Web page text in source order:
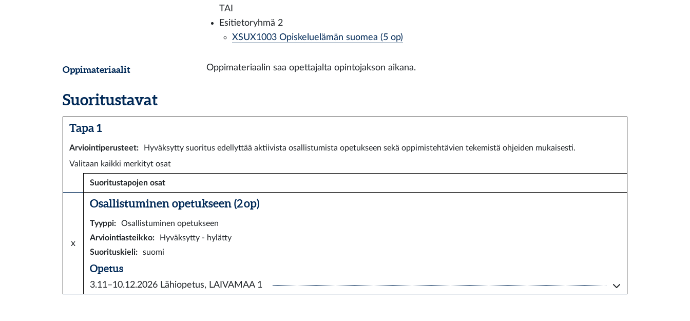
TAI
Esitietoryhmä 2
XSUX1003 Opiskeluelämän suomea (5 op)
Oppimateriaalit Oppimateriaalin saa opettajalta opintojakson aikana.
Suoritustavat
Tapa 1
Arviointiperusteet:
Hyväksytty suoritus edellyttää aktiivista osallistumista opetukseen sekä oppimistehtävien tekemistä ohjeiden mukaisesti.
Valitaan kaikki merkityt osat
Suoritustapojen osat
x
Osallistuminen opetukseen (2 op)
Tyyppi:
Osallistuminen opetukseen
Arviointiasteikko:
Hyväksytty - hylätty
Suorituskieli: suomi
Opetus
3.11–10.12.2026 Lähiopetus, LAIVAMAA 1